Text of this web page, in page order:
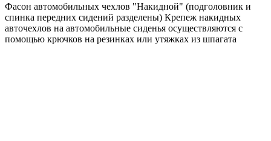
Фасон автомобильных чехлов "Накидной" (подголовник и
спинка передних сидений разделены) Крепеж накидных
авточехлов на автомобильные сиденья осуществляются с
помощью крючков на резинках или утяжках из шпагата